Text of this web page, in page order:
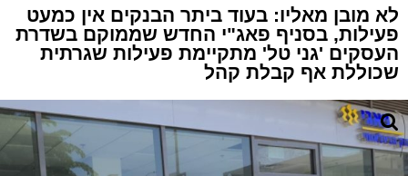
לא מובן מאליו: בעוד ביתר הבנקים אין כמעט
פעילות, בסניף פאג"י החדש שממוקם בשדרת
העסקים 'גני טל' מתקיימת פעילות שגרתית
שכוללת אף קבלת קהל